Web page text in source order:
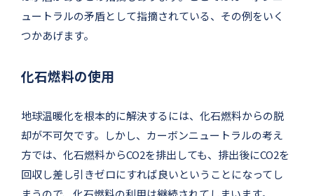
ュートラルの矛盾として指摘されている、その例をいく
つかあげます。
化石燃料の使用
地球温暖化を根本的に解決するには、化石燃料からの脱
却が不可欠です。しかし、カーボンニュートラルの考え
方では、化石燃料からCO2を排出しても、排出後にCO2を
回収し差し引きゼロにすれば良いということになってし